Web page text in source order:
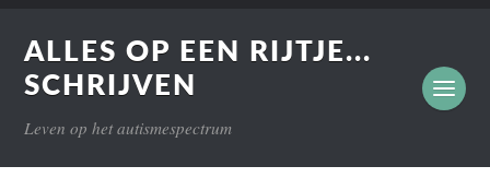
ALLES OP EEN RIJTJE...
SCHRIJVEN
Leven op het autismespectrum